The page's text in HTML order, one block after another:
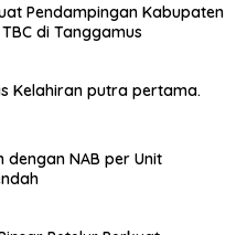
Pendampingan Kabupaten
di Tanggamus
Kelahiran putra pertama.
dengan NAB per Unit